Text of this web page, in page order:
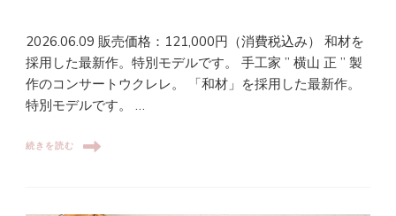
2026.06.09 販売価格：121,000円（消費税込み） 和材を
採用した最新作。特別モデルです。 手工家 ” 横山 正 ” 製
作のコンサートウクレレ。 「和材」を採用した最新作。
特別モデルです。 …
続きを読む